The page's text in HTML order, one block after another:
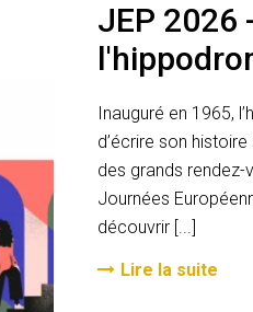
JEP 2026
Inauguré en 1965,
d’écrire son
des grands rendez-
Journées
découvrir [...]
Lire la suite